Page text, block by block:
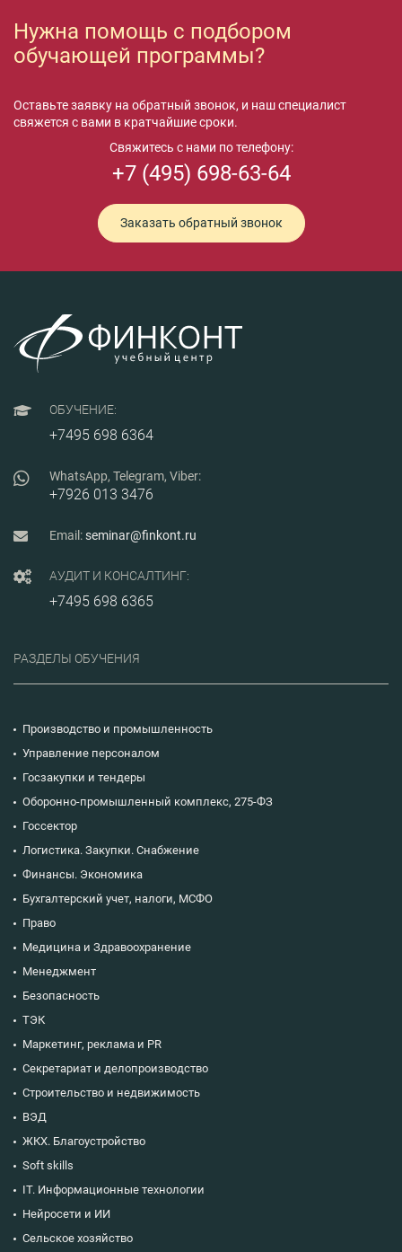
Нужна помощь с подбором
обучающей программы?
Оставьте заявку на обратный звонок, и наш специалист
свяжется с вами в кратчайшие сроки.
Свяжитесь с нами по телефону:
+7 (495) 698-63-64
Заказать обратный звонок
ОБУЧЕНИЕ:
+7495 698 6364
WhatsApp, Telegram, Viber:
+7926 013 3476
Email:seminar@finkont.ru
АУДИТ И КОНСАЛТИНГ:
+7495 698 6365
РАЗДЕЛЫ ОБУЧЕНИЯ
Производство и промышленность
Управление персоналом
Госзакупки и тендеры
Оборонно-промышленный комплекс, 275-ФЗ
Госсектор
Логистика. Закупки. Снабжение
Финансы. Экономика
Бухгалтерский учет, налоги, МСФО
Право
Медицина и Здравоохранение
Менеджмент
Безопасность
ТЭК
Маркетинг, реклама и PR
Секретариат и делопроизводство
Строительство и недвижимость
ВЭД
ЖКХ. Благоустройство
Soft skills
IT. Информационные технологии
Нейросети и ИИ
Сельское хозяйство